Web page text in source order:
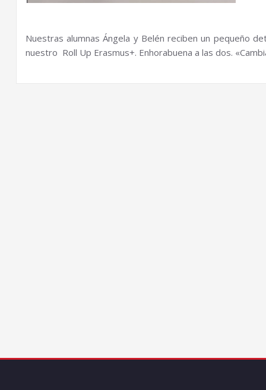
Nuestras alumnas Ángela y Belén reciben un pequeño
nuestro Roll Up Erasmus+. Enhorabuena a las dos.